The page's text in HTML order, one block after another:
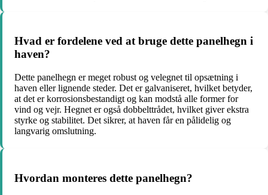
Hvad er fordelene ved at bruge dette panelhegn i
haven?
Dette panelhegn er meget robust og velegnet til opsætning i
haven eller lignende steder. Det er galvaniseret, hvilket betyder,
at det er korrosionsbestandigt og kan modstå alle former for
vind og vejr. Hegnet er også dobbelttrådet, hvilket giver ekstra
styrke og stabilitet. Det sikrer, at haven får en pålidelig og
langvarig omslutning.
Hvordan monteres dette panelhegn?